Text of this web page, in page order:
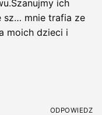
ich
sz… mnie trafia ze
moich dzieci i
ODPOWIEDZ